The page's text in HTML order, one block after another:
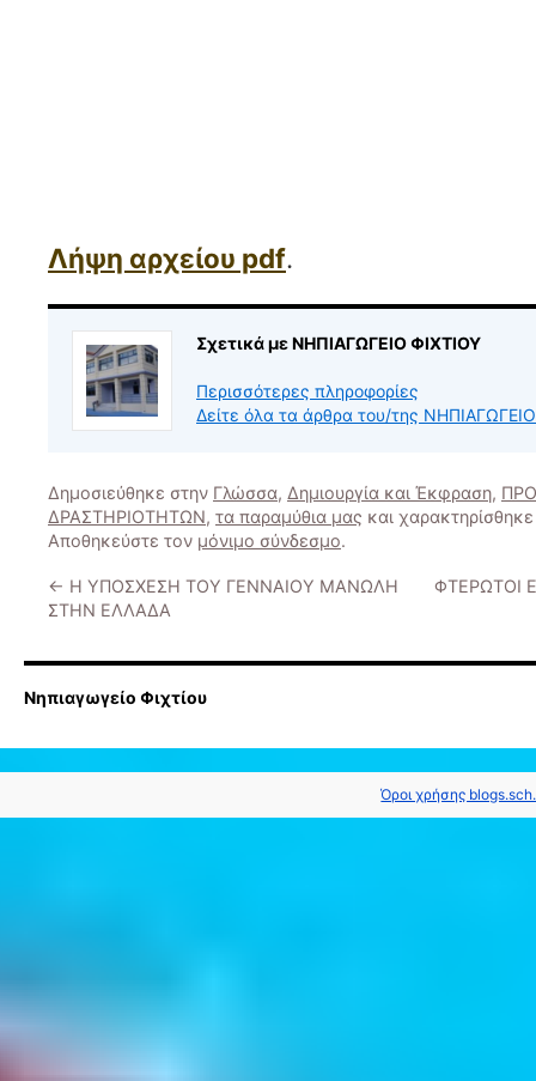
Λήψη αρχείου pdf.
Σχετικά με ΝΗΠΙΑΓΩΓΕΙΟ ΦΙΧΤΙΟΥ
Περισσότερες πληροφορίες
Δείτε όλα τα άρθρα του/της
Δημοσιεύθηκε στην Γλώσσα, Δημιουργία και Έκφραση,
ΔΡΑΣΤΗΡΙΟΤΗΤΩΝ, τα παραμύθια μας και
Αποθηκεύστε τον μόνιμο σύνδεσμο.
← Η ΥΠΟΣΧΕΣΗ ΤΟΥ ΓΕΝΝΑΙΟΥ ΜΑΝΩΛΗ
ΣΤΗΝ ΕΛΛΑΔΑ
ΦΤΕΡΩΤΟΙ
Νηπιαγωγείο Φιχτίου
Όροι χρήσης